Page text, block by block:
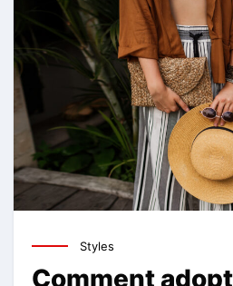
Styles
Comment